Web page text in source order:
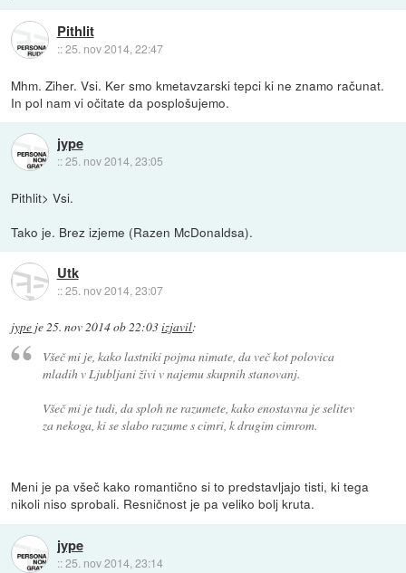
Pithlit
::25. nov 2014, 22:47
Mhm. Ziher. Vsi. Ker smo kmetavzarski tepci ki ne znamo računat.
In pol nam vi očitate da posplošujemo.
jype
::25. nov 2014, 23:05
Pithlit> Vsi.
Tako je. Brez izjeme (Razen McDonaldsa).
Utk
::25. nov 2014, 23:07
jype je25. nov 2014 ob 22:03izjavil:
Všeč mi je, kako lastniki pojma nimate, da več kot polovica
mladih v Ljubljani živi v najemu skupnih stanovanj.
Všeč mi je tudi, da sploh ne razumete, kako enostavna je selitev
za nekoga, ki se slabo razume s cimri, k drugim cimrom.
Meni je pa všeč kako romantično si to predstavljajo tisti, ki tega
nikoli niso sprobali. Resničnost je pa veliko bolj kruta.
jype
::25. nov 2014, 23:14